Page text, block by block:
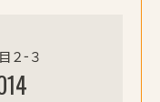
２−３